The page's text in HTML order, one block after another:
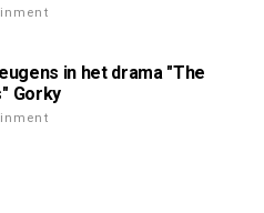
in het drama "The
Gorky